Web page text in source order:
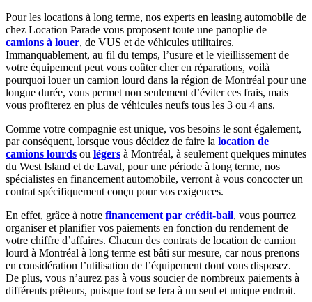
Pour les locations à long terme, nos experts en leasing automobile de
chez Location Parade vous proposent toute une panoplie de
camions à louer, de VUS et de véhicules utilitaires.
Immanquablement, au fil du temps, l’usure et le vieillissement de
votre équipement peut vous coûter cher en réparations, voilà
pourquoi louer un camion lourd dans la région de Montréal pour une
longue durée, vous permet non seulement d’éviter ces frais, mais
vous profiterez en plus de véhicules neufs tous les 3 ou 4 ans.
Comme votre compagnie est unique, vos besoins le sont également,
par conséquent, lorsque vous décidez de faire la location de
camions lourds ou légers à Montréal, à seulement quelques minutes
du West Island et de Laval, pour une période à long terme, nos
spécialistes en financement automobile, verront à vous concocter un
contrat spécifiquement conçu pour vos exigences.
En effet, grâce à notre financement par crédit-bail, vous pourrez
organiser et planifier vos paiements en fonction du rendement de
votre chiffre d’affaires. Chacun des contrats de location de camion
lourd à Montréal à long terme est bâti sur mesure, car nous prenons
en considération l’utilisation de l’équipement dont vous disposez.
De plus, vous n’aurez pas à vous soucier de nombreux paiements à
différents prêteurs, puisque tout se fera à un seul et unique endroit.